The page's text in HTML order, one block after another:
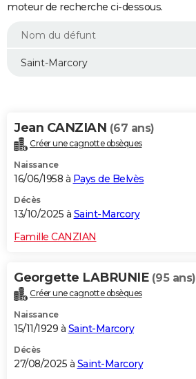
Mobiles
Meilleur smartphone
Internet
Ordinateurs
Jeux vidéo
Guide high-tech
+BRICOLAGE
Forum
Aménagement intérieur
Extérieur
Cuisine
Salle de bains
Jardinage
Rangement
WEEK-END
Guides de France
Escapades
Patrimoine
Expositions
Musées
Week-end nature
LIFESTYLE
Alimentation
Guide de la santé
Maladies
Médicaments
Sommeil
VOYAGE
Destinations
City break
Voyage nature
Voyage de noces
Forum
Climat
+PHOTO
GUIDES D'ACHAT
BONS PLANS
CARTE DE VOEUX
Dictionnaire
Biographies
Citations
Expressions
Proverbes
PROGRAMME TV
COPAINS D'AVANT
S'inscrire
Se connecter
Lycées
Collèges
Primaires
Universités
Entreprises
Service militaire
Avis de recherche
AVIS DE DÉCÈS
moteur de recherche ci-dessous.
Jean CANZIAN (67 ans)
Créer une cagnotte obsèques
Naissance
16/06/1958 à Pays de Belvès
Décès
13/10/2025 à Saint-Marcory
Famille CANZIAN
Georgette LABRUNIE (95 ans)
Créer une cagnotte obsèques
Naissance
15/11/1929 à Saint-Marcory
Décès
27/08/2025 à Saint-Marcory